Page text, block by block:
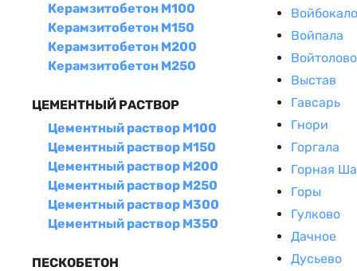
Керамзитобетон М100
Керамзитобетон М150
Керамзитобетон М200
Керамзитобетон М250
ЦЕМЕНТНЫЙ РАСТВОР
Цементный раствор М100
Цементный раствор М150
Цементный раствор М200
Цементный раствор М250
Цементный раствор М300
Цементный раствор М350
ПЕСКОБЕТОН
Войбокало
Войпала
Войтолово
Выстав
Гавсарь
Гнори
Горгала
Горная
Горы
Гулково
Дачное
Дусьево